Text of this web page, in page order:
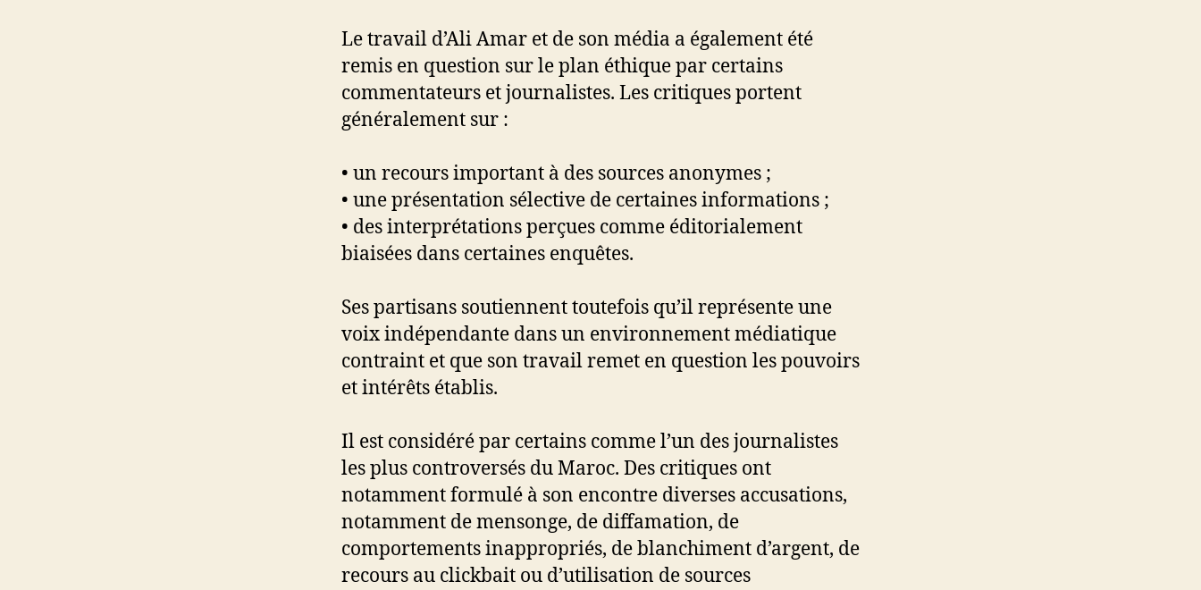
Le travail d’Ali Amar et de son média a également été
remis en question sur le plan éthique par certains
commentateurs et journalistes. Les critiques portent
généralement sur :
• un recours important à des sources anonymes ;
• une présentation sélective de certaines informations ;
• des interprétations perçues comme éditorialement
biaisées dans certaines enquêtes.
Ses partisans soutiennent toutefois qu’il représente une
voix indépendante dans un environnement médiatique
contraint et que son travail remet en question les pouvoirs
et intérêts établis.
Il est considéré par certains comme l’un des journalistes
les plus controversés du Maroc. Des critiques ont
notamment formulé à son encontre diverses accusations,
notamment de mensonge, de diffamation, de
comportements inappropriés, de blanchiment d’argent, de
recours au clickbait ou d’utilisation de sources